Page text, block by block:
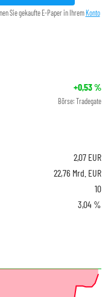
Sie gekaufte E-Paper in Ihrem Konto
+0,53%
Börse: Tradegate
2,07 EUR
22,76 Mrd. EUR
10
3,04 %